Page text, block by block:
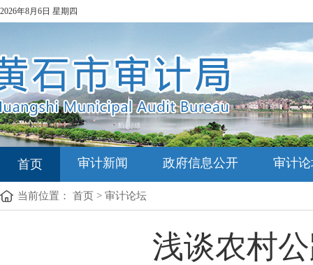
2026年8月6日 星期四
首页 审计新闻 政府信息公开 审计
当前位置： 首页 > 审计论坛
浅谈农村